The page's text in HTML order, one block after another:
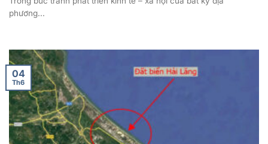
phương...
04
Th6